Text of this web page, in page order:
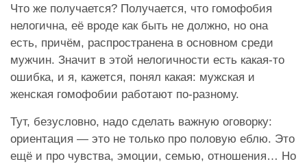
Что же получается? Получается, что гомофобия
нелогична, её вроде как быть не должно, но она
есть, причём, распространена в основном среди
мужчин. Значит в этой нелогичности есть какая-то
ошибка, и я, кажется, понял какая: мужская и
женская гомофобии работают по-разному.
Тут, безусловно, надо сделать важную оговорку:
ориентация — это не только про половую еблю. Это
ещё и про чувства, эмоции, семью, отношения… Но